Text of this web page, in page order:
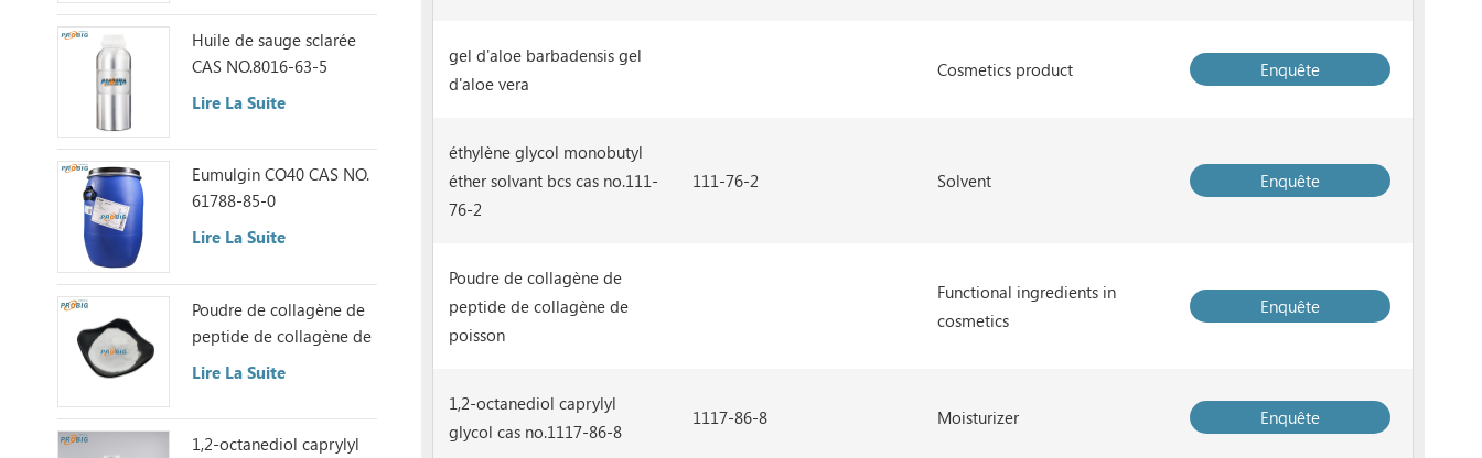
gel d'aloe barbadensis gel
d'aloe vera
Cosmetics product Enquête
éthylène glycol monobutyl
éther solvant bcs cas no.111-
76-2
111-76-2 Solvent Enquête
Poudre de collagène de
peptide de collagène de
poisson
Functional ingredients in
cosmetics
Enquête
1,2-octanediol caprylyl
glycol cas no.1117-86-8
1117-86-8 Moisturizer Enquête
Huile de sauge sclarée
CAS NO.8016-63-5
Lire La Suite
Eumulgin CO40 CAS NO.
61788-85-0
Lire La Suite
Poudre de collagène de
peptide de collagène de
poisson
Lire La Suite
1,2-octanediol caprylyl